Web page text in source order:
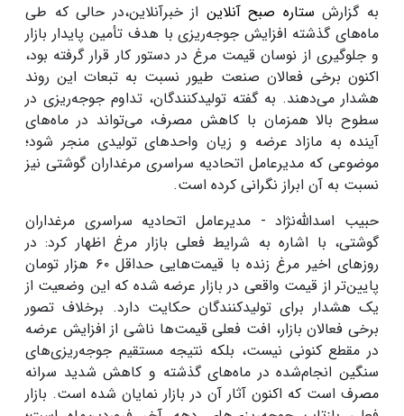
به گزارش ستاره صبح آنلاین از خبرآنلاین،در حالی که طی
ماه‌های گذشته افزایش جوجه‌ریزی با هدف تأمین پایدار بازار
و جلوگیری از نوسان قیمت مرغ در دستور کار قرار گرفته بود،
اکنون برخی فعالان صنعت طیور نسبت به تبعات این روند
هشدار می‌دهند. به گفته تولیدکنندگان، تداوم جوجه‌ریزی در
سطوح بالا همزمان با کاهش مصرف، می‌تواند در ماه‌های
آینده به مازاد عرضه و زیان واحدهای تولیدی منجر شود؛
موضوعی که مدیرعامل اتحادیه سراسری مرغداران گوشتی نیز
نسبت به آن ابراز نگرانی کرده است.
حبیب اسدالله‌نژاد - مدیرعامل اتحادیه سراسری مرغداران
گوشتی، با اشاره به شرایط فعلی بازار مرغ اظهار کرد: در
روزهای اخیر مرغ زنده با قیمت‌هایی حداقل ۶۰ هزار تومان
پایین‌تر از قیمت واقعی در بازار عرضه شده که این وضعیت از
یک هشدار برای تولیدکنندگان حکایت دارد. برخلاف تصور
برخی فعالان بازار، افت فعلی قیمت‌ها ناشی از افزایش عرضه
در مقطع کنونی نیست، بلکه نتیجه مستقیم جوجه‌ریزی‌های
سنگین انجام‌شده در ماه‌های گذشته و کاهش شدید سرانه
مصرف است که اکنون آثار آن در بازار نمایان شده است. بازار